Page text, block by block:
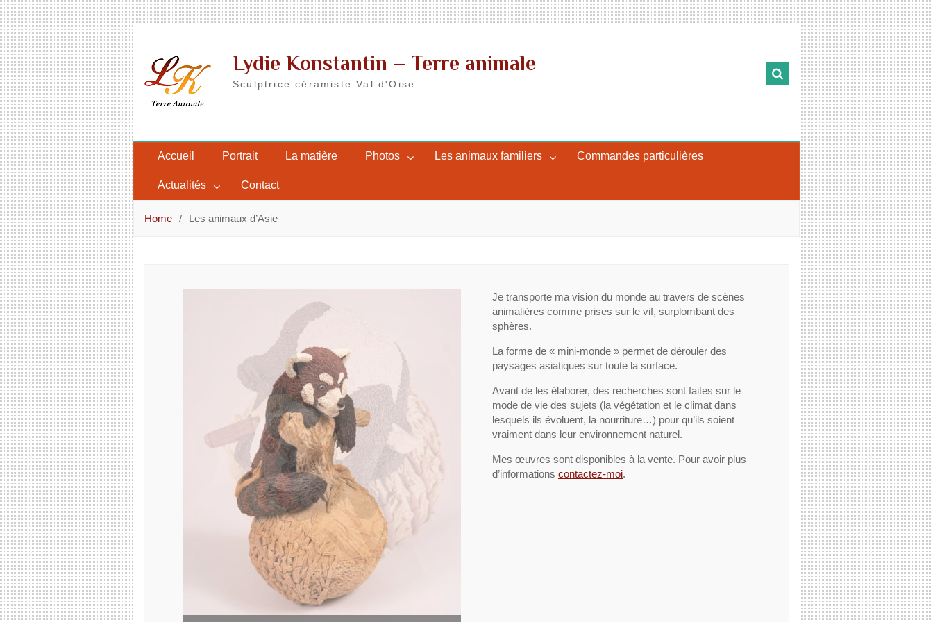
content
Lydie Konstantin – Terre animale
Sculptrice céramiste Val d'Oise
Accueil Portrait La matière Photos Les animaux familiers Commandes particulières
Actualités Contact
Home Les animaux d’Asie
Je transporte ma vision du monde au travers de scènes
animalières comme prises sur le vif, surplombant des
sphères.
La forme de « mini-monde » permet de dérouler des
paysages asiatiques sur toute la surface.
Avant de les élaborer, des recherches sont faites sur le
mode de vie des sujets (la végétation et le climat dans
lesquels ils évoluent, la nourriture…) pour qu’ils soient
vraiment dans leur environnement naturel.
Mes œuvres sont disponibles à la vente. Pour avoir plus
d’informations contactez-moi.